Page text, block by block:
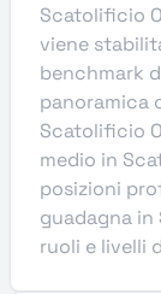
Scatolificio
viene
benchmark
panoramica
Scatolificio
medio in
posizioni
guadagna
ruoli e livelli